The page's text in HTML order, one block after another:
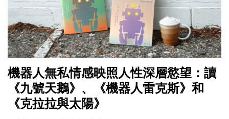
機器人無私情感映照人性深層慾望：讀
《九號天鵝》、《機器人雷克斯》和
《克拉拉與太陽》